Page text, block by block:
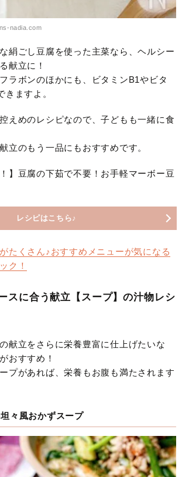
nadia.com
絹ごし豆腐を使った主菜なら、ヘルシー
献立に！
ラボンのほかにも、ビタミンB1やビタ
きますよ。
えめのレシピなので、子どもも一緒に食
立のもう一品にもおすすめです。
】豆腐の下茹で不要！お手軽マーボー豆
レシピはこちら♪
たくさん♪おすすめメニューが気になる
ク！
スに合う献立【スープ】の汁物レシ
献立をさらに栄養豊富に仕上げたいな
おすすめ！
プがあれば、栄養もお腹も満たされます
々風おかずスープ